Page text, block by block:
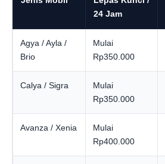
24 Jam
Agya / Ayla /
Brio
Mulai
Rp350.000
Calya / Sigra
Mulai
Rp350.000
Avanza / Xenia
Mulai
Rp400.000